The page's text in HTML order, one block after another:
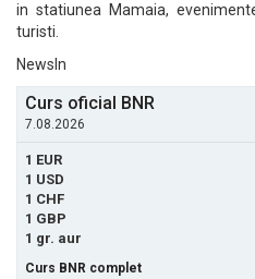
in statiunea Mamaia,
turisti.
NewsIn
Curs oficial BNR
7.08.2026
1 EUR
1 USD
1 CHF
1 GBP
1 gr. aur
Curs BNR complet